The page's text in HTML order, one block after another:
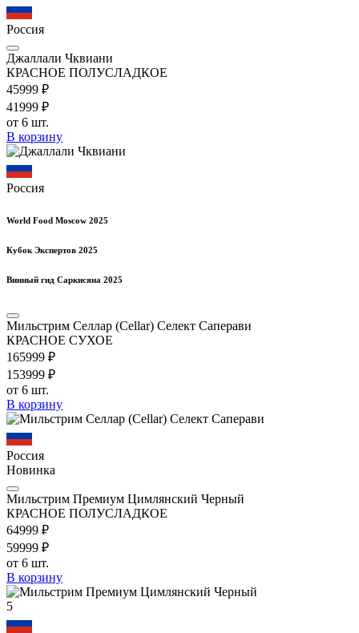
Россия
Джаллали Чквиани
КРАСНОЕ ПОЛУСЛАДКОЕ
45999 ₽
41999 ₽
от 6 шт.
В корзину
Россия
World Food Moscow 2025
Кубок Экспертов 2025
Винный гид Саркисяна 2025
Мильстрим Селлар (Cellar) Селект Саперави
КРАСНОЕ СУХОЕ
165999 ₽
153999 ₽
от 6 шт.
В корзину
Россия
Новинка
Мильстрим Премиум Цимлянский Черный
КРАСНОЕ ПОЛУСЛАДКОЕ
64999 ₽
59999 ₽
от 6 шт.
В корзину
5